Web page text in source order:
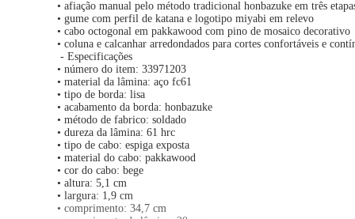
• afiação manual pelo método tradicional honbazuke em três
• gume com perfil de katana e logotipo miyabi em relevo
• cabo octogonal em pakkawood com pino de mosaico decorativo
• coluna e calcanhar arredondados para cortes confortáveis e
- Especificações
• número do item: 33971203
• material da lâmina: aço fc61
• tipo de borda: lisa
• acabamento da borda: honbazuke
• método de fabrico: soldado
• dureza da lâmina: 61 hrc
• tipo de cabo: espiga exposta
• material do cabo: pakkawood
• cor do cabo: bege
• altura: 5,1 cm
• largura: 1,9 cm
• comprimento: 34,7 cm